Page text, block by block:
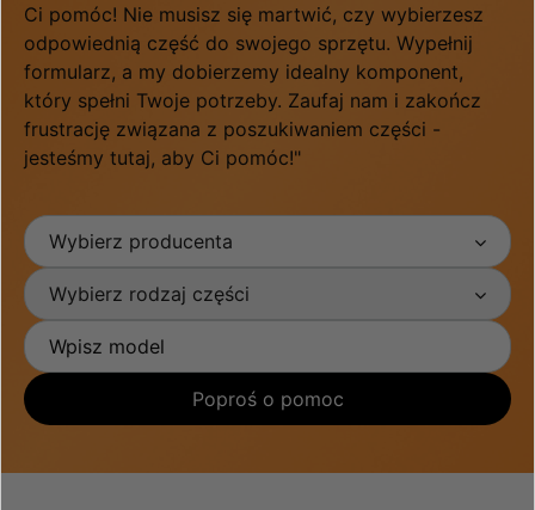
Ci pomóc! Nie musisz się martwić, czy wybierzesz
odpowiednią część do swojego sprzętu. Wypełnij
formularz, a my dobierzemy idealny komponent,
który spełni Twoje potrzeby. Zaufaj nam i zakończ
frustrację związana z poszukiwaniem części -
jesteśmy tutaj, aby Ci pomóc!"
Wybierz producenta
Wybierz rodzaj części
Poproś o pomoc